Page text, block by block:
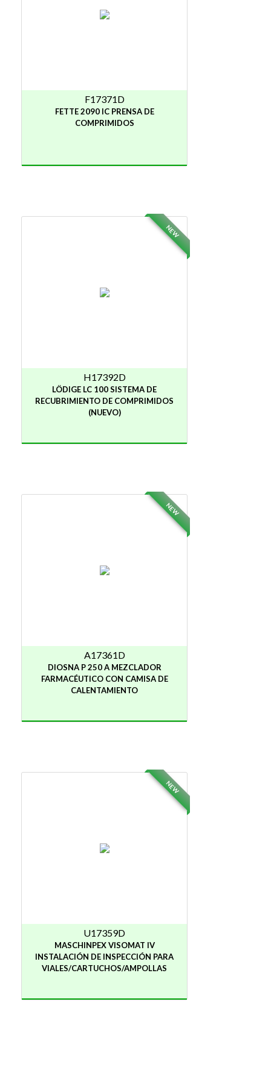
F17371D
FETTE 2090 IC PRENSA DE
COMPRIMIDOS
NEW
H17392D
LÖDIGE LC 100 SISTEMA DE
RECUBRIMIENTO DE COMPRIMIDOS
(NUEVO)
NEW
A17361D
DIOSNA P 250 A MEZCLADOR
FARMACÉUTICO CON CAMISA DE
CALENTAMIENTO
NEW
U17359D
MASCHINPEX VISOMAT IV
INSTALACIÓN DE INSPECCIÓN PARA
VIALES/CARTUCHOS/AMPOLLAS